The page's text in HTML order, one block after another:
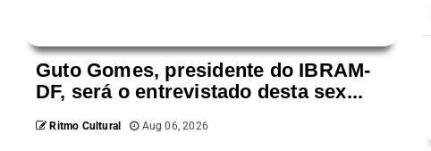
Guto Gomes, presidente do IBRAM-
DF, será o entrevistado desta sex...
Ritmo Cultural Aug 06, 2026